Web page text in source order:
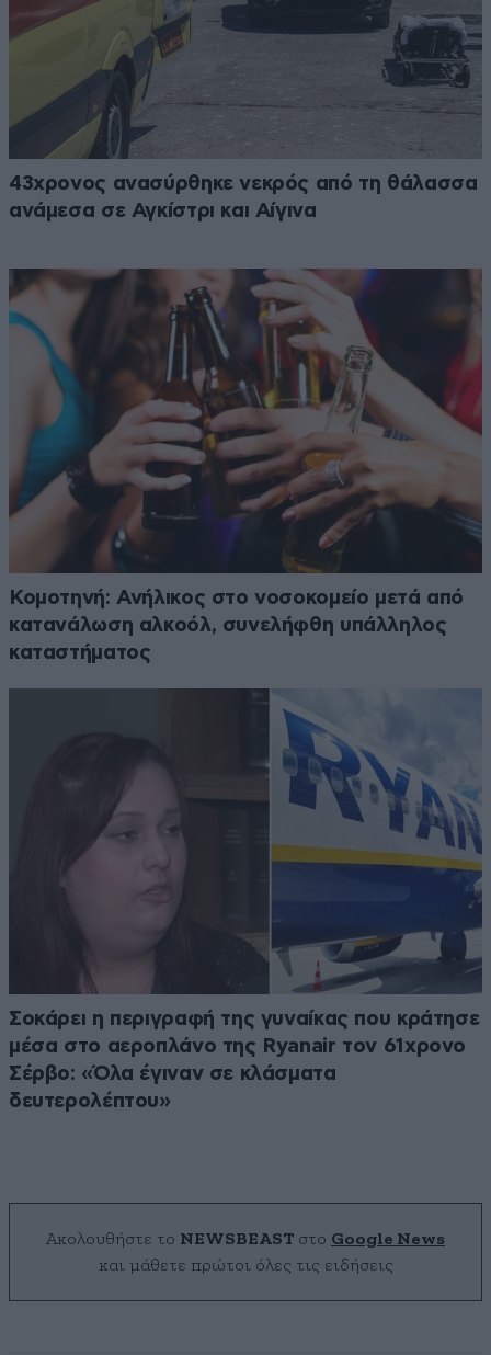
43χρονος ανασύρθηκε νεκρός από τη θάλασσα
ανάμεσα σε Αγκίστρι και Αίγινα
Κομοτηνή: Ανήλικος στο νοσοκομείο μετά από
κατανάλωση αλκοόλ, συνελήφθη υπάλληλος
καταστήματος
Σοκάρει η περιγραφή της γυναίκας που κράτησε
μέσα στο αεροπλάνο της Ryanair τον 61χρονο
Σέρβο: «Όλα έγιναν σε κλάσματα
δευτερολέπτου»
Ακολουθήστε το NEWSBEAST στο Google News
και μάθετε πρώτοι όλες τις ειδήσεις